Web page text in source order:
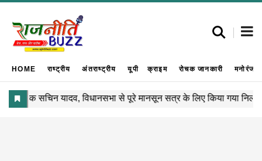
HOME राष्ट्रीय अंतराष्ट्रीय यूपी क्राइम रोचक जानकारी मनोरंजन